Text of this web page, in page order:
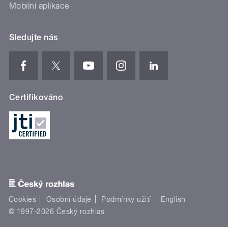
Mobilní aplikace
Sledujte nás
Certifikováno
Cookies Osobní údaje Podmínky užití
English
© 1997-2026 Český rozhlas